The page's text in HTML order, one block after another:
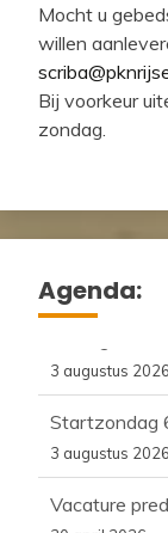
Mocht u
willen
Bij voorkeur
zondag.
Agenda:
29 augustus
Startzondag
3 augustus
Vacature
30 april 2026